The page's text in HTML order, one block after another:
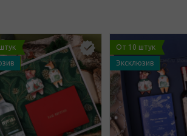
От 10 штук
Эксклюзив